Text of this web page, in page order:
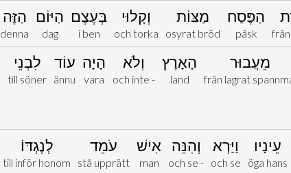
הַפֶּסַח
påsk
מַצּוֹת
osyrat bröd
וְקָלוּי
och torka
בְּעֶצֶם
i ben
הַיּוֹם
dag
הַזֶּה
denna
מֵעֲבוּר
från lagrat
הָאָרֶץ
land
וְלֹא
och inte -
הָיָה
vara
עוֹד
ännu
לִבְנֵי
till söner
עֵינָיו
öga hans
וַיַּרְא
och se
וְהִנֵּה
och se -
אִישׁ
man
עֹמֵד
stå upprätt
לְנֶגְדּוֹ
till inför honom